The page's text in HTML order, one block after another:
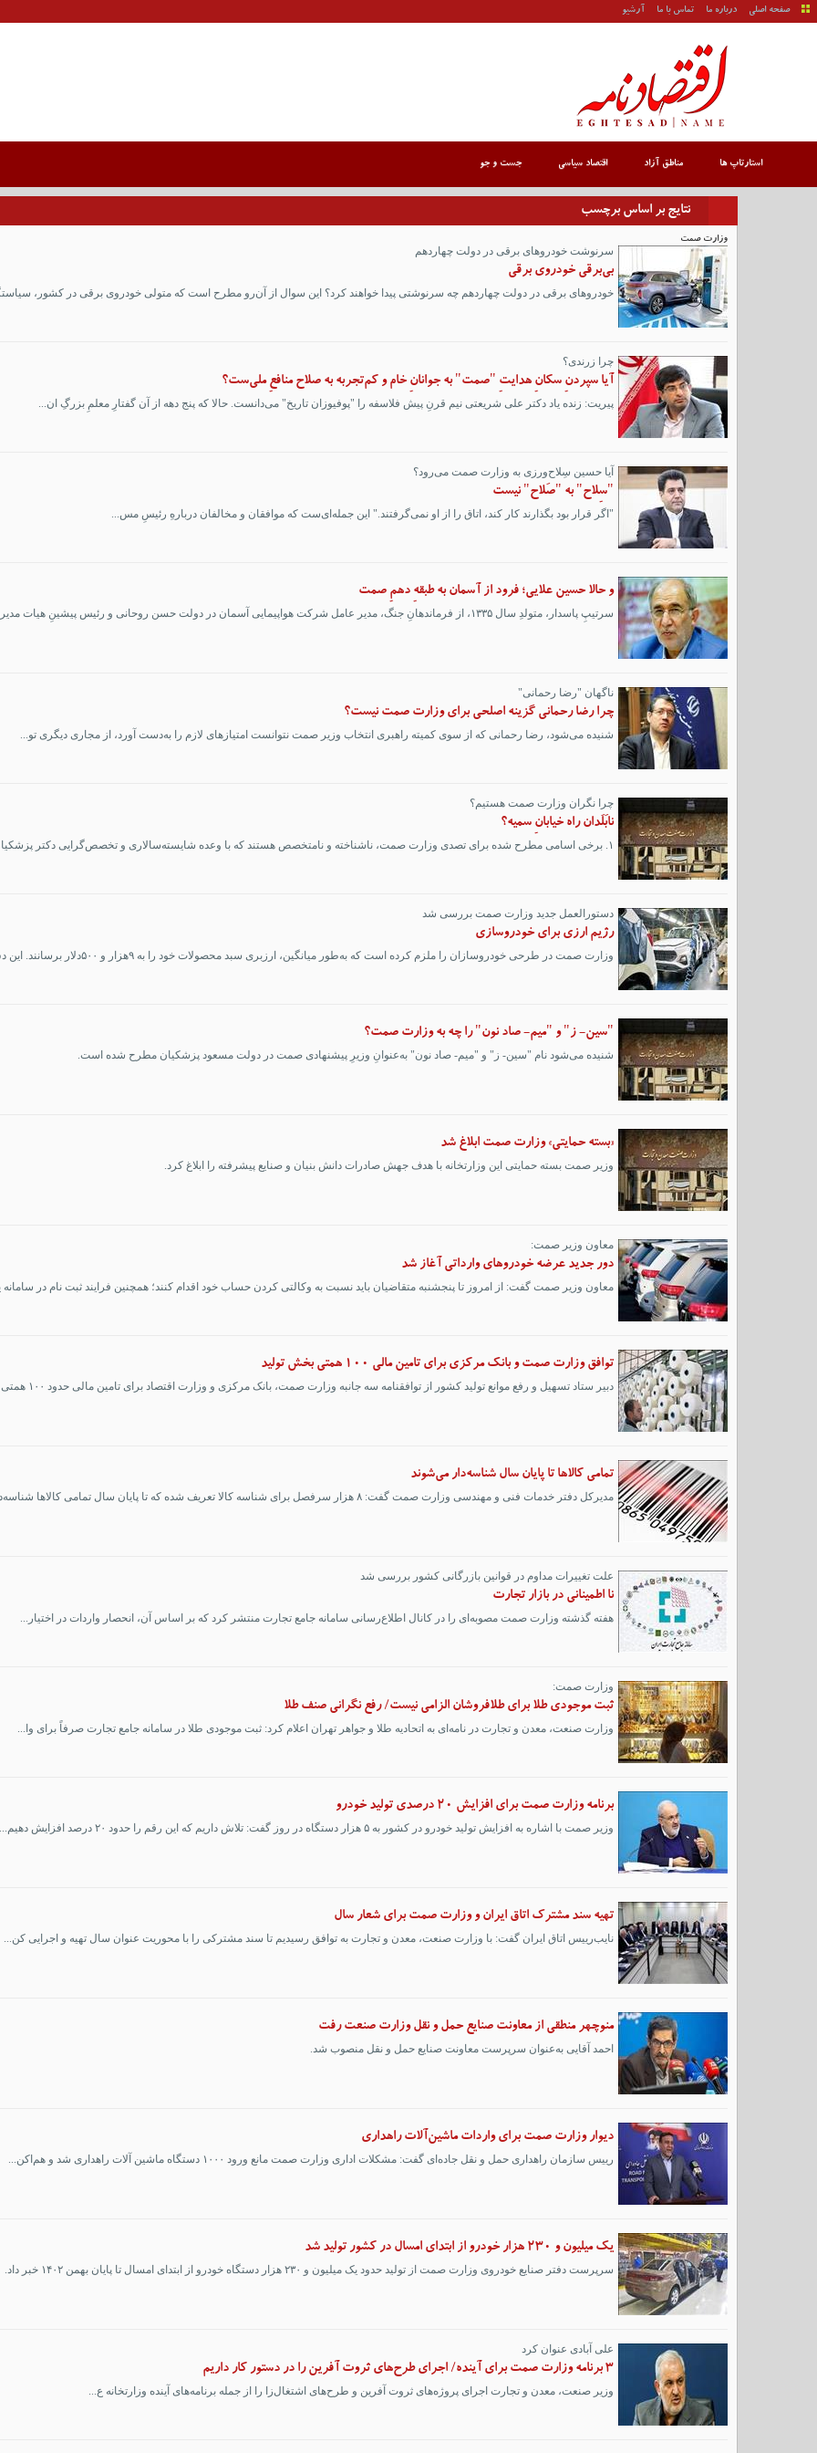
صفحه اصلی درباره ما تماس با ما آرشیو
اقتصاد سیاسی مناطق آزاد استارتاپ ها جست و جو
نتایج بر اساس برچسب
وزارت صمت
سرنوشت خودروهای برقی در دولت چهاردهم
بی‌برقی خودروی برقی
خودروهای برقی در دولت چهاردهم چه سرنوشتی پیدا خواهند کرد؟ این سوال از آن‌رو مطرح است که متولی خودروی برقی در کشور،
چرا زرندی؟
آیا سپردنِ سکانِ هدایتِ "صمت" به جوانانِ خام و کم‌تجربه به صلاح منافعِ ملی‌ست؟
پیریت: زنده یاد دکتر علی شریعتی نیم قرنِ پیش فلاسفه را "پوفیوزان تاریخ" می‌دانست. حالا که پنج دهه از آن گفتارِ معلمِ بزرگِ ان...
آیا حسین سِلاح‌ورزی به وزارت صمت می‌رود؟
"سِلاح" به "صَلاح" نیست
"اگر قرار بود بگذارند کار کند، اتاق را از او نمی‌گرفتند." این جمله‌ای‌ست که موافقان و مخالفان دربارهِ رئیسِ مس...
و حالا حسین علایی؛ فرود از آسمان به طبقهِ دهمِ صمت
سرتیپِ پاسدار، متولدِ سال ۱۳۳۵، از فرماندهانِ جنگ، مدیر عامل شرکت هواپیمایی آسمان در دولت حسن روحانی و رئیس پیشینِ هیات مدیرهِ شرک...
ناگهان "رضا رحمانی"
چرا رضا رحمانی گزینه اصلحی برای وزارت صمت نیست؟
شنیده می‌شود، رضا رحمانی که از سوی کمیته راهبری انتخاب وزیر صمت نتوانست امتیازهای لازم را به‌دست آورد، از مجاری دیگری تو...
چرا نگران وزارت صمت هستیم؟
نابَلَدان راه خیابانِ سمیه؟
۱. برخی اسامی مطرح شده برای تصدی وزارت صمت، ناشناخته و نامتخصص هستند که با وعده شایسته‌سالاری و تخصص‌گرایی دکتر پزشکیان ...
دستورالعمل جدید وزارت صمت بررسی شد
رژیم ارزی برای خودروسازی
وزارت صمت در طرحی خودروسازان را ملزم کرده است که به‌طور میانگین، ارزبری سبد محصولات خود را به ۹هزار و ۵۰۰دلار برسانند. این دس...
"سین- ز" و "میم- صاد نون" را چه به وزارت صمت؟
شنیده می‌شود نام "سین- ز" و "میم- صاد نون" به‌عنوانِ وزیرِ پیشنهادی صمت در دولت مسعود پزشکیان مطرح شده است.
«بسته حمایتی» وزارت صمت ابلاغ شد
وزیر صمت بسته حمایتی این وزارتخانه با هدف جهش صادرات دانش بنیان و صنایع پیشرفته را ابلاغ کرد.
معاون وزیر صمت:
دور جدید عرضه خودروهای وارداتی آغاز شد
معاون وزیر صمت گفت: از امروز تا پنجشنبه متقاضیان باید نسبت به وکالتی کردن حساب خود اقدام کنند؛ همچنین فرایند ثبت نام در
توافق وزارت صمت و بانک مرکزی برای تامین مالی ۱۰۰ همتی بخش تولید
دبیر ستاد تسهیل و رفع موانع تولید کشور از توافقنامه سه جانبه وزارت صمت، بانک مرکزی و وزارت اقتصاد برای تامین مالی حدود ۱۰۰ همتی ...
تمامی کالاها تا پایان سال شناسه‌دار می‌شوند
مدیرکل دفتر خدمات فنی و مهندسی وزارت صمت گفت: ۸ هزار سرفصل برای شناسه کالا تعریف شده که تا پایان سال تمامی کالاها شناسه‌دار خ...
علت تغییرات مداوم در قوانین بازرگانی کشور بررسی شد
نا اطمینانی در بازار تجارت
هفته گذشته وزارت صمت مصوبه‌ای را در کانال اطلاع‌رسانی سامانه جامع تجارت منتشر کرد که بر اساس آن، انحصار واردات در اختیار...
وزارت صمت:
ثبت موجودی طلا برای طلافروشان الزامی نیست/ رفع نگرانی صنف طلا
وزارت صنعت، معدن و تجارت در نامه‌ای به اتحادیه طلا و جواهر تهران اعلام کرد: ثبت موجودی طلا در سامانه جامع تجارت صرفاً برای وا...
برنامه وزارت صمت برای افزایش ۲۰ درصدی تولید خودرو
وزیر صمت با اشاره به افزایش تولید خودرو در کشور به ۵ هزار دستگاه در روز گفت: تلاش داریم که این رقم را حدود ۲۰ درصد افزایش دهیم...
تهیه سند مشترک اتاق ایران و وزارت صمت برای شعار سال
نایب‌رییس اتاق ایران گفت: با وزارت صنعت، معدن و تجارت به توافق رسیدیم تا سند مشترکی را با محوریت عنوان سال تهیه و اجرایی کن...
منوچهر منطقی از معاونت صنایع حمل و نقل وزارت صنعت رفت
احمد آقایی به‌عنوان سرپرست معاونت صنایع حمل و نقل منصوب شد.
دیوار وزارت صمت برای واردات ماشین‌آلات راهداری
رییس سازمان راهداری حمل و نقل جاده‌ای گفت: مشکلات اداری وزارت صمت مانع ورود ۱۰۰۰ دستگاه ماشین آلات راهداری شد و هم‌اکن...
یک میلیون و ۲۳۰ هزار خودرو از ابتدای امسال در کشور تولید شد
سرپرست دفتر صنایع خودروی وزارت صمت از تولید حدود یک میلیون و ۲۳۰ هزار دستگاه خودرو از ابتدای امسال تا پایان بهمن ۱۴۰۲ خبر داد.
علی آبادی عنوان کرد
۳ برنامه وزارت صمت برای آینده/ اجرای طرح‌های ثروت آفرین را در دستور کار داریم
وزیر صنعت، معدن و تجارت اجرای پروژه‌های ثروت آفرین و طرح‌های اشتغال‌زا را از جمله برنامه‌های آینده وزارتخانه ع...